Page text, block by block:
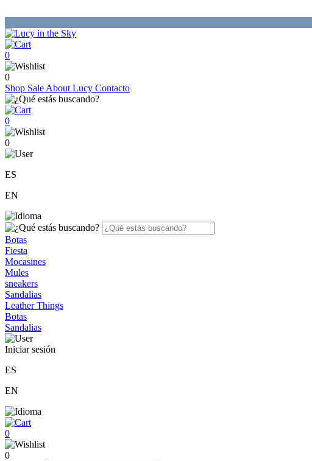
0
0
Shop Sale About Lucy Contacto
0
0
ES
EN
Botas
Fiesta
Mocasines
Mules
sneakers
Sandalias
Leather Things
Botas
Sandalias
Iniciar sesión
ES
EN
0
0